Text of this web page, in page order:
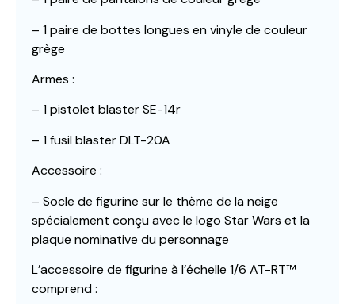
– 1 paire de bottes longues en vinyle de couleur
grège
Armes :
– 1 pistolet blaster SE-14r
– 1 fusil blaster DLT-20A
Accessoire :
– Socle de figurine sur le thème de la neige
spécialement conçu avec le logo Star Wars et la
plaque nominative du personnage
L’accessoire de figurine à l’échelle 1/6 AT-RT™
comprend :